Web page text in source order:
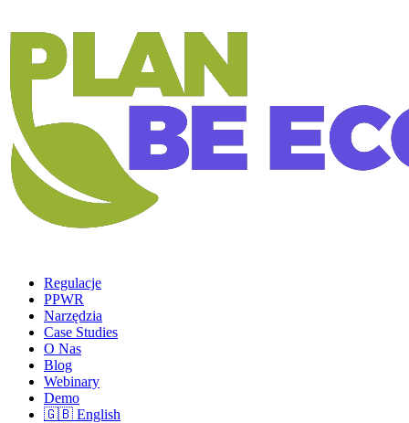
Regulacje
PPWR
Narzędzia
Case Studies
O Nas
Blog
Webinary
Demo
🇬🇧 English